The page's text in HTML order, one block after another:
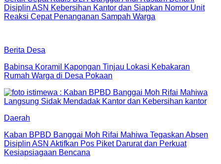
Disiplin ASN Kebersihan Kantor dan Siapkan Nomor Unit
Reaksi Cepat Penanganan Sampah Warga
Berita Desa
Babinsa Koramil Kapongan Tinjau Lokasi Kebakaran
Rumah Warga di Desa Pokaan
Daerah
Kaban BPBD Banggai Moh Rifai Mahiwa Tegaskan Absen
Disiplin ASN Aktifkan Pos Piket Darurat dan Perkuat
Kesiapsiagaan Bencana